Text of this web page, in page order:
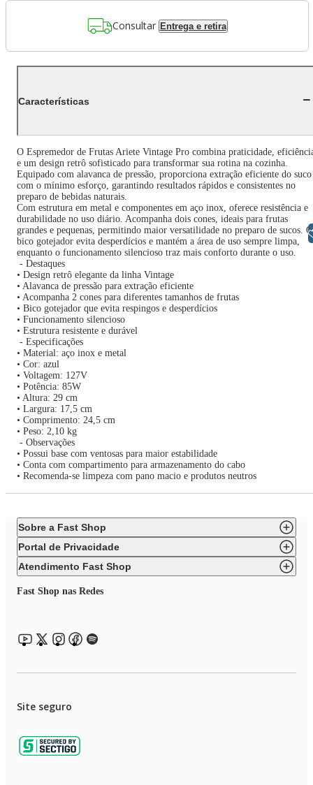
Consultar Entrega e retira
Características
O Espremedor de Frutas Ariete Vintage Pro combina praticidade,
e um design retrô sofisticado para transformar sua rotina na cozinha.
Equipado com alavanca de pressão, proporciona extração eficiente do suco
com o mínimo esforço, garantindo resultados rápidos e consistentes no
preparo de bebidas naturais.
Com estrutura em metal e componentes em aço inox, oferece resistência e
durabilidade no uso diário. Acompanha dois cones, ideais para frutas
grandes e pequenas, permitindo maior versatilidade no preparo de sucos. O
bico gotejador evita desperdícios e mantém a área de uso sempre limpa,
enquanto o funcionamento silencioso traz mais conforto durante o uso.
- Destaques
• Design retrô elegante da linha Vintage
• Alavanca de pressão para extração eficiente
• Acompanha 2 cones para diferentes tamanhos de frutas
• Bico gotejador que evita respingos e desperdícios
• Funcionamento silencioso
• Estrutura resistente e durável
- Especificações
• Material: aço inox e metal
• Cor: azul
• Voltagem: 127V
• Potência: 85W
• Altura: 29 cm
• Largura: 17,5 cm
• Comprimento: 24,5 cm
• Peso: 2,10 kg
- Observações
• Possui base com ventosas para maior estabilidade
• Conta com compartimento para armazenamento do cabo
• Recomenda-se limpeza com pano macio e produtos neutros
Sobre a Fast Shop
Portal de Privacidade
Atendimento Fast Shop
Fast Shop nas Redes
Site seguro
Libras